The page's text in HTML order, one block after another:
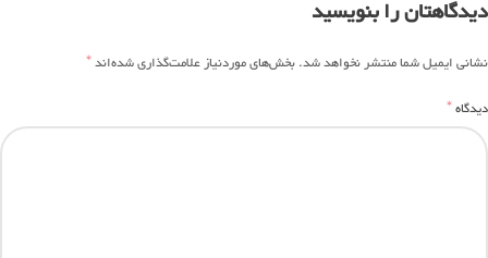
دیدگاهتان را بنویسید
نشانی ایمیل شما منتشر نخواهد شد.بخش‌های موردنیاز علامت‌گذاری شده‌اند*
دیدگاه*